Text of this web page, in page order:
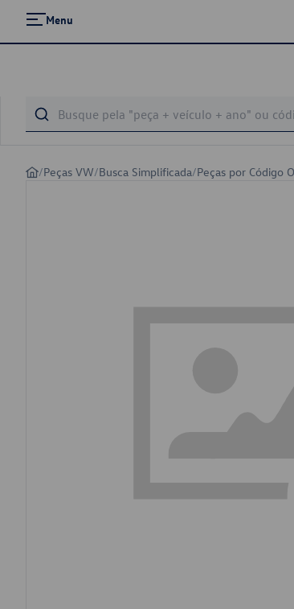
Menu
/Peças VW/Busca Simplificada/Peças por Código